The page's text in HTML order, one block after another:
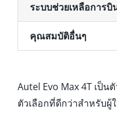
ระบบช่วยเหลือการบิ
คุณสมบัติอื่นๆ
Autel Evo Max 4T เป็
ตัวเลือกที่ดีกว่าสำหรับ